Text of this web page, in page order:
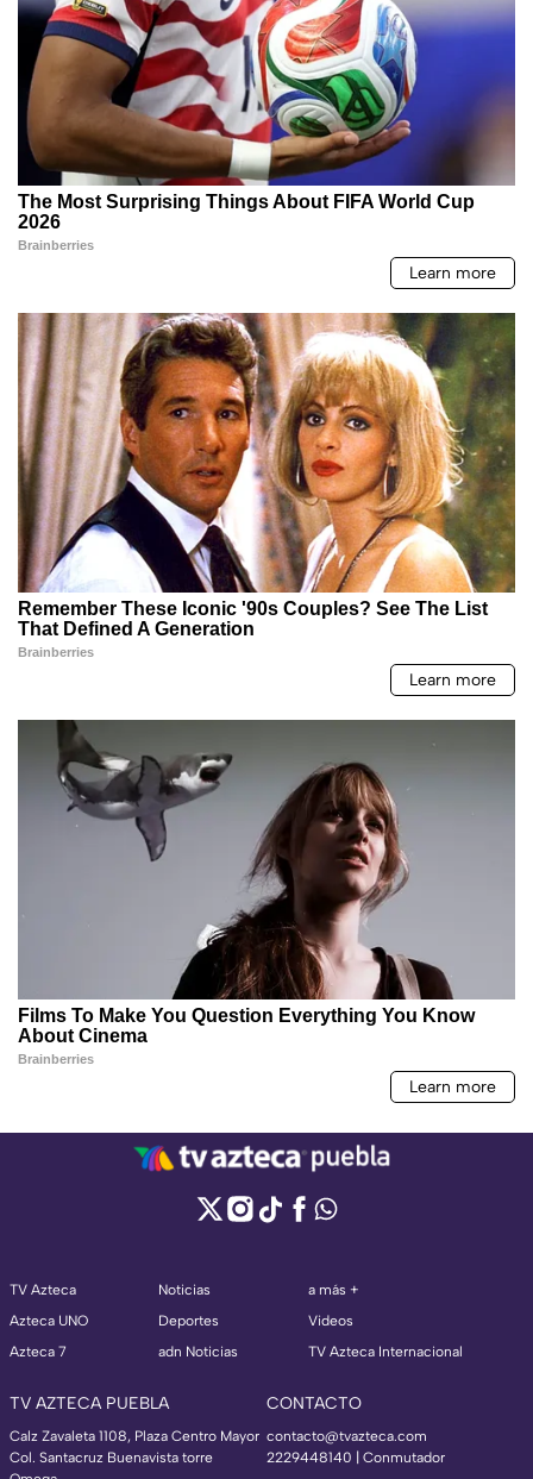
TV Azteca
Azteca UNO
Azteca 7
Noticias
Deportes
adn Noticias
a más +
Videos
TV Azteca Internacional
TV AZTECA PUEBLA
Calz Zavaleta 1108, Plaza Centro Mayor
Col. Santacruz Buenavista torre
CONTACTO
contacto@tvazteca.com
2229448140 | Conmutador